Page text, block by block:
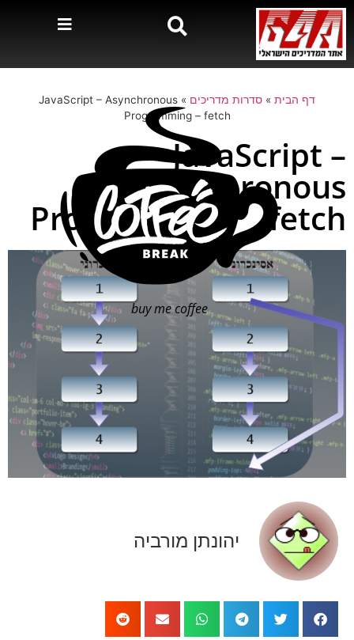
דף הבית » סדרות מדריכים »
JavaScript – Asynchronous
Programming – fetch
JavaScript –
Asynchronous
Programming – fetch
יהונתן מורביה
buy me coffee